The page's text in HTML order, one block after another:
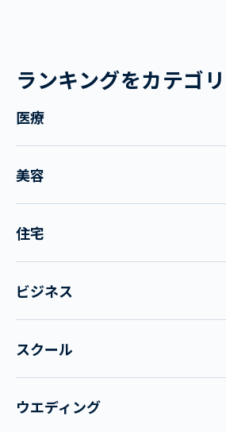
ランキングをカテゴ
医療
美容
住宅
ビジネス
スクール
ウエディング